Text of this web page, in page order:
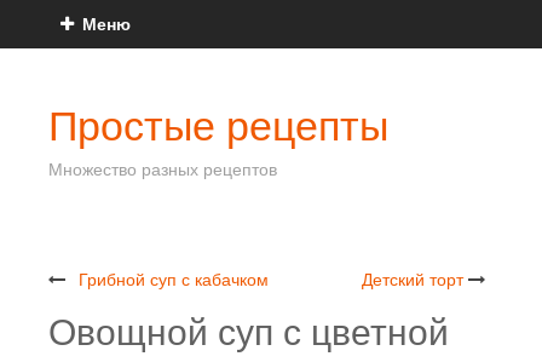
Меню
Простые рецепты
Множество разных рецептов
Грибной суп с кабачком Детский торт
Овощной суп с цветной